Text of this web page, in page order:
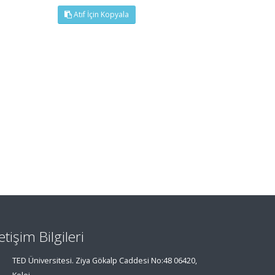
Atıf İçin Kopyala
Bilgileri
TED Üniversitesi. Ziya Gökalp Caddesi No:48 06420,